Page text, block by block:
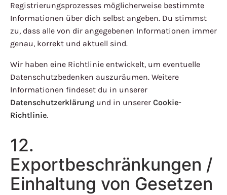
Registrierungsprozesses möglicherweise bestimmte
Informationen über dich selbst angeben. Du stimmst
zu, dass alle von dir angegebenen Informationen immer
genau, korrekt und aktuell sind.
Wir haben eine Richtlinie entwickelt, um eventuelle
Datenschutzbedenken auszuräumen. Weitere
Informationen findeset du in unserer
Datenschutzerklärung und in unserer Cookie-
Richtlinie.
12.
Exportbeschränkungen /
Einhaltung von Gesetzen